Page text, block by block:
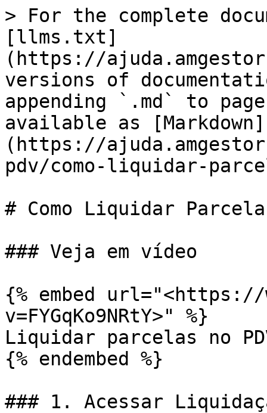
> For the complete
[llms.txt]
(https://
versions of
appending `.md` to
available as [Markdown]
(https://
pdv/como-liquidar-
# Como Liquidar
### Veja em vídeo
{% embed url="<https://
v=FYGqKo9NRtY>" %}
Liquidar parcelas no
{% endembed %}
### 1. Acessar